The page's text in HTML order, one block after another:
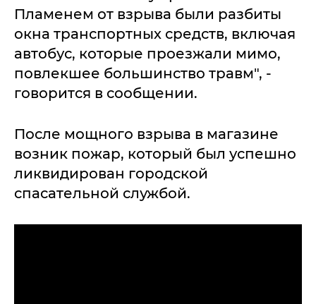
Пламенем от взрыва были разбиты
окна транспортных средств, включая
автобус, которые проезжали мимо,
повлекшее большинство травм", -
говорится в сообщении.
После мощного взрыва в магазине
возник пожар, который был успешно
ликвидирован городской
спасательной службой.